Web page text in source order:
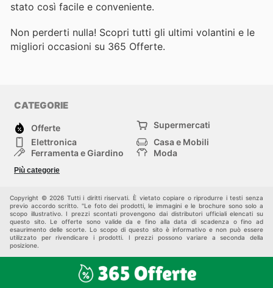
stato così facile e conveniente.
Non perderti nulla! Scopri tutti gli ultimi volantini e le
migliori occasioni su 365 Offerte.
CATEGORIE
Offerte
Supermercati
Elettronica
Casa e Mobili
Ferramenta e Giardino
Moda
Bambini e Neonati
Più categorie
Copyright © 2026 Tutti i diritti riservati. È vietato copiare o riprodurre i testi senza
previo accordo scritto. "Le foto dei prodotti, le immagini e le brochure sono solo a
scopo illustrativo. I prezzi scontati provengono dai distributori ufficiali elencati su
questo sito. Le offerte sono valide da e fino alla data di scadenza o fino ad
esaurimento delle scorte. Lo scopo di questo sito è informativo e non può essere
utilizzato per rivendicare i prodotti. I prezzi possono variare a seconda della
posizione.